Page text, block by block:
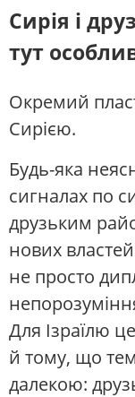
Сирія і
тут
Окремий
Сирією.
Будь-яка
сигналах по
друзьким
нових
не просто
Для Ізраїлю
й тому, що
далекою: